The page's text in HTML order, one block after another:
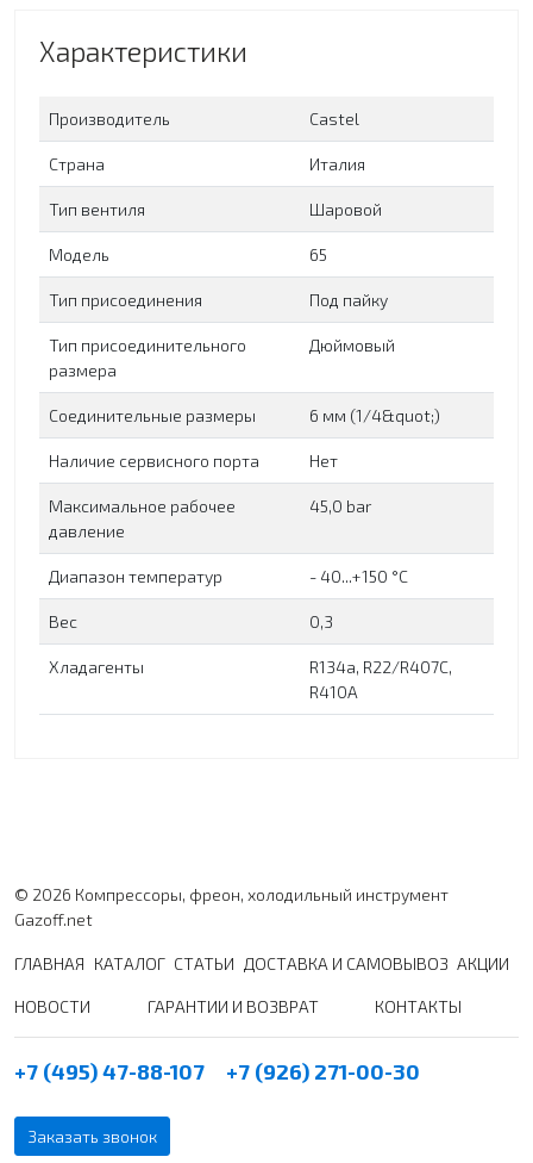
Характеристики
Производитель Сastel
Страна Италия
Тип вентиля Шаровой
Модель 65
Тип присоединения Под пайку
Тип присоединительного
размера
Дюймовый
Соединительные размеры 6 мм (1/4&quot;)
Наличие сервисного порта Нет
Максимальное рабочее
давление
45,0 bar
Диапазон температур - 40...+150 °C
Вес 0,3
Хладагенты
R134a, R22/R407C,
R410A
© 2026 Компрессоры, фреон, холодильный инструмент
Gazoff.net
ГЛАВНАЯ КАТАЛОГ СТАТЬИ ДОСТАВКА И САМОВЫВОЗ АКЦИИ
НОВОСТИ ГАРАНТИИ И ВОЗВРАТ КОНТАКТЫ
+7 (495) 47-88-107 +7 (926) 271-00-30
Заказать звонок